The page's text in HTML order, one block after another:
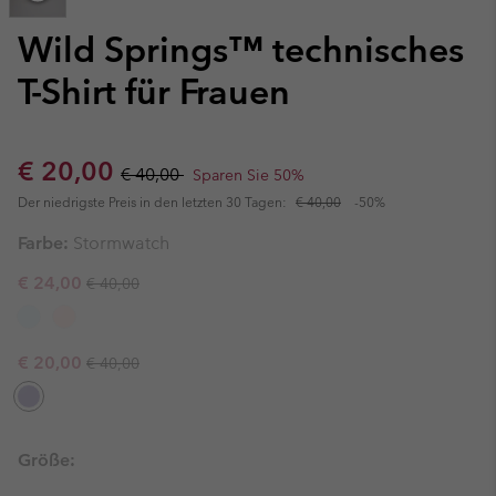
Wild Springs™ technisches
T-Shirt für Frauen
Sale price:
€ 20,00 Regular price:
€ 40,00 Sparen Sie 50%
Der niedrigste Preis in den letzten 30 Tagen: € 40,00 -50%
Farbe: Stormwatch
Sale price:
€ 24,00 Regular price:
€ 40,00
Sale price:
€ 20,00 Regular price:
€ 40,00
Größe: